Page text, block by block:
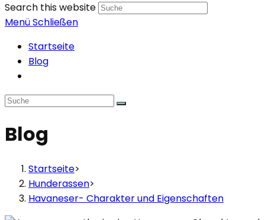
Search this website
MenüSchließen
Startseite
Blog
Blog
Startseite>
Hunderassen>
Havaneser- Charakter und Eigenschaften